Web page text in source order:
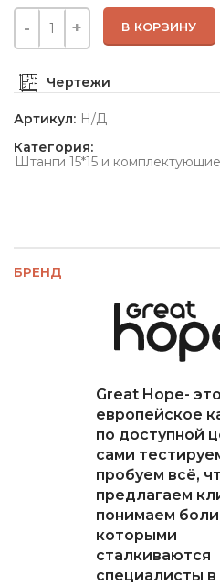
В КОРЗИНУ
Чертежи
Артикул: Н/Д
Категория:
Штанги 15*15 и
БРЕНД
Great Hope- это
европейское
по доступной
сами
пробуем всё,
предлагаем
понимаем
которыми
сталкиваются
специалисты в